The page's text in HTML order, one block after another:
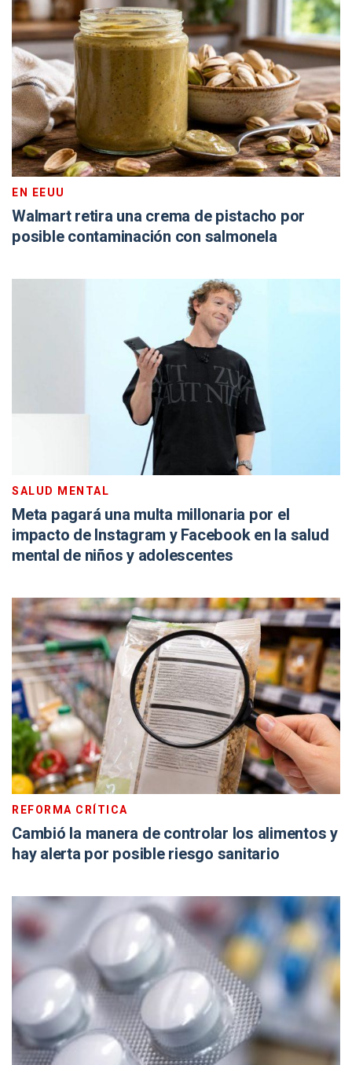
EN EEUU
Walmart retira una crema de pistacho por
posible contaminación con salmonela
SALUD MENTAL
Meta pagará una multa millonaria por el
impacto de Instagram y Facebook en la salud
mental de niños y adolescentes
REFORMA CRÍTICA
Cambió la manera de controlar los alimentos y
hay alerta por posible riesgo sanitario